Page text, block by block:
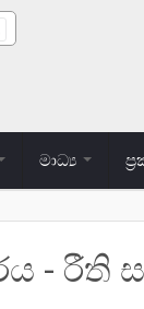
මාධ්‍ය
- රීති